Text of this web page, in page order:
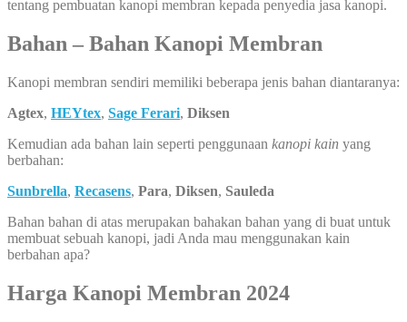
tentang pembuatan kanopi membran kepada penyedia jasa kanopi.
Bahan – Bahan Kanopi Membran
Kanopi membran sendiri memiliki beberapa jenis bahan diantaranya:
Agtex, HEYtex, Sage Ferari, Diksen
Kemudian ada bahan lain seperti penggunaan kanopi kain yang
berbahan:
Sunbrella, Recasens, Para, Diksen, Sauleda
Bahan bahan di atas merupakan bahakan bahan yang di buat untuk
membuat sebuah kanopi, jadi Anda mau menggunakan kain
berbahan apa?
Harga Kanopi Membran 2024